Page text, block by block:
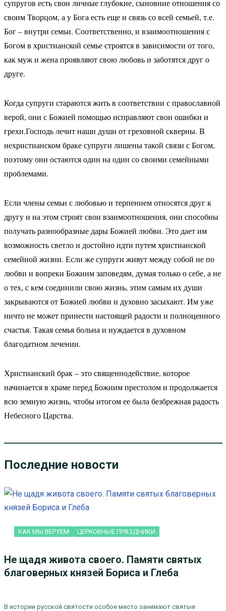
супругов есть свои личные глубокие, сыновние отношения со
своим Творцом, а у Бога есть еще и связь со всей семьей, т.е.
Бог – внутри семьи. Соответственно, и взаимоотношения с
Богом в христианской семье строятся в зависимости от того,
как муж и жена проявляют свою любовь и заботятся друг о
друге.
Когда супруги стараются жить в соответствии с православной
верой, они с Божией помощью исправляют свои ошибки и
грехи.Господь лечит наши души от греховной скверны. В
нехристианском браке супруги лишены такой связи с Богом,
поэтому они остаются один на один со своими семейными
проблемами.
Если члены семьи с любовью и терпением относятся друг к
другу и на этом строят свои взаимоотношения, они способны
получать разнообразные дары Божией любви. Это дает им
возможность светло и достойно идти путем христианской
семейной жизни. Если же супруги живут между собой не по
любви и вопреки Божиим заповедям, думая только о себе, а не
о тех, с кем соединили свою жизнь, этим самым их души
закрываются от Божией любви и духовно засыхают. Им уже
ничто не может принести настоящей радости и полноценного
счастья. Такая семья больна и нуждается в духовном
благодатном лечении.
Христианский брак – это священнодействие, которое
начинается в храме перед Божиим престолом и продолжается
всю земную жизнь, чтобы итогом ее была безбрежная радость
Небесного Царства.
Последние новости
КАК МЫ ВЕРУЕМ ЦЕРКОВНЫЕ ПРАЗДНИКИ
Не щадя живота своего. Памяти святых
благоверных князей Бориса и Глеба
В истории русской святости особое место занимают святые